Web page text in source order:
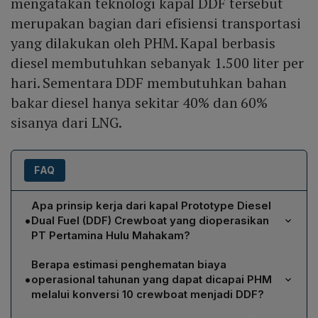
merupakan bagian dari efisiensi transportasi
yang dilakukan oleh PHM. Kapal berbasis
diesel membutuhkan sebanyak 1.500 liter per
hari. Sementara DDF membutuhkan bahan
bakar diesel hanya sekitar 40% dan 60%
sisanya dari LNG.
FAQ
•
Apa prinsip kerja dari kapal Prototype Diesel
Dual Fuel (DDF) Crewboat yang dioperasikan
PT Pertamina Hulu Mahakam?
Kapal DDF Crewboat menggunakan mesin diesel yang
dimodifikasi sehingga dapat beroperasi dengan
campuran bahan bakar diesel dan gas alam cair (LNG).
Tabung LNG ditempatkan pada kompartemen tangki
•
Berapa estimasi penghematan biaya
operasional tahunan yang dapat dicapai PHM
melalui konversi 10 crewboat menjadi DDF?